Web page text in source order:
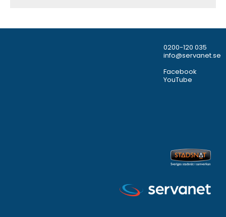
0200-120 035
info@servanet.se
Facebook
YouTube